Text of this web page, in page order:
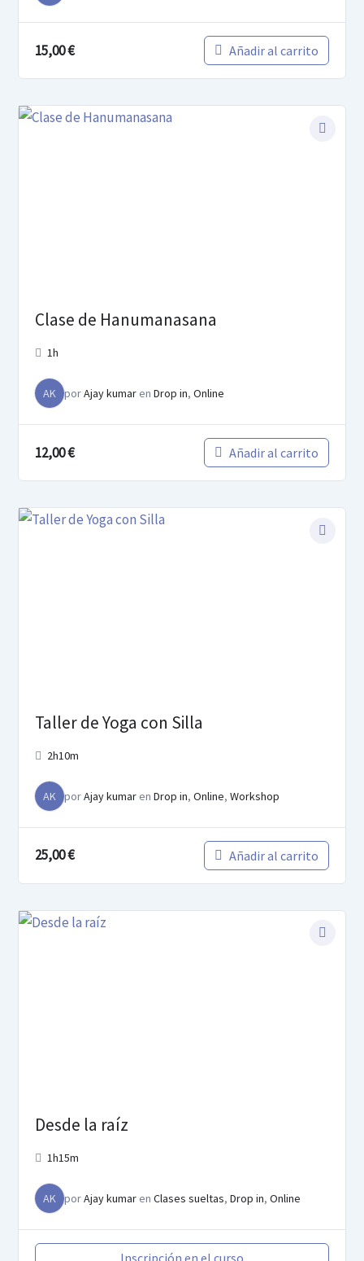
15,00€ Añadir al carrito
Clase de Hanumanasana
1h
AK porAjay kumaren Drop in, Online
12,00€ Añadir al carrito
Taller de Yoga con Silla
2h10m
AK porAjay kumaren Drop in, Online, Workshop
25,00€ Añadir al carrito
Desde la raíz
1h15m
AK porAjay kumaren Clases sueltas, Drop in, Online
Inscripción en el curso